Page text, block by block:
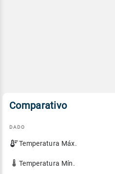
Comparativo
Comparativo
entre
previsão
DADO
Temperatura Máx.
Temperatura Mín.